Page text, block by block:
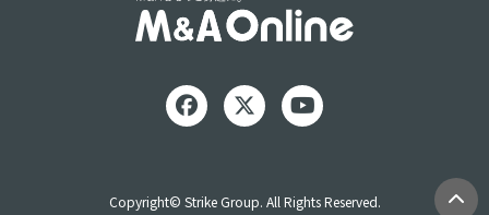
Copyright© Strike Group. All Rights Reserved.